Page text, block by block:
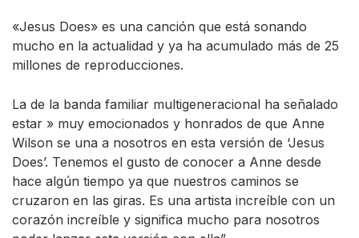
«Jesus Does» es una canción que está sonando
mucho en la actualidad y ya ha acumulado más de 25
millones de reproducciones.
La de la banda familiar multigeneracional ha señalado
estar » muy emocionados y honrados de que Anne
Wilson se una a nosotros en esta versión de ‘Jesus
Does’. Tenemos el gusto de conocer a Anne desde
hace algún tiempo ya que nuestros caminos se
cruzaron en las giras. Es una artista increíble con un
corazón increíble y significa mucho para nosotros